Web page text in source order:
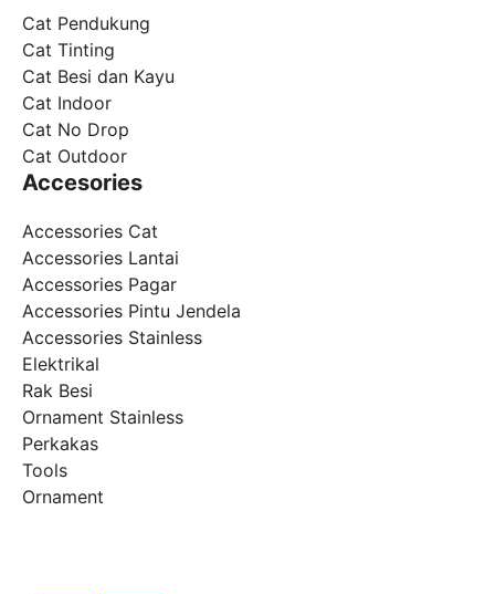
Cat Pendukung
Cat Tinting
Cat Besi dan Kayu
Cat Indoor
Cat No Drop
Cat Outdoor
Accesories
Accessories Cat
Accessories Lantai
Accessories Pagar
Accessories Pintu Jendela
Accessories Stainless
Elektrikal
Rak Besi
Ornament Stainless
Perkakas
Tools
Ornament